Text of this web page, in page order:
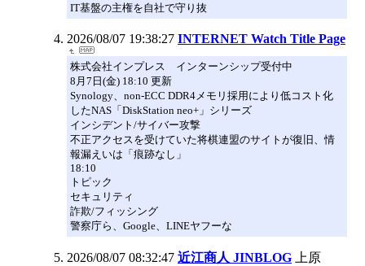
IT基盤の主権を自社で守り抜
2026/08/07 19:38:27 INTERNET Watch Title Page
株式会社インプレス インターンシップ受付中
8月7日(金) 18:10 更新
Synology、non-ECC DDR4メモリ採用により低コスト化
したNAS「DiskStation neo+」シリーズ
インシデント/サイバー攻撃
不正アクセスを受けていた将棋連盟のサイトが復旧、情
報漏えいは「痕跡なし」
18:10
トピック
セキュリティ
詐欺/フィッシング
警察庁ら、Google、LINEヤフーな
2026/08/07 08:32:47 近江商人 JINBLOG
上原